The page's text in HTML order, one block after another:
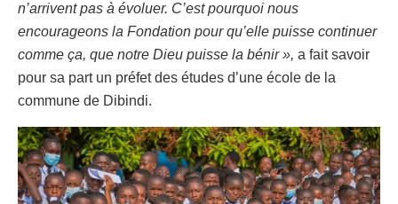
n’arrivent pas à évoluer. C’est pourquoi nous
encourageons la Fondation pour qu’elle puisse continuer
comme ça, que notre Dieu puisse la bénir », a fait savoir
pour sa part un préfet des études d’une école de la
commune de Dibindi.